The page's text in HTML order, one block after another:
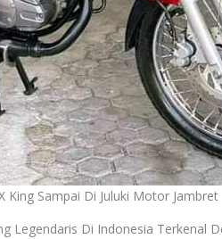
King Sampai Di Juluki Motor Jambret
Legendaris Di Indonesia Terkenal